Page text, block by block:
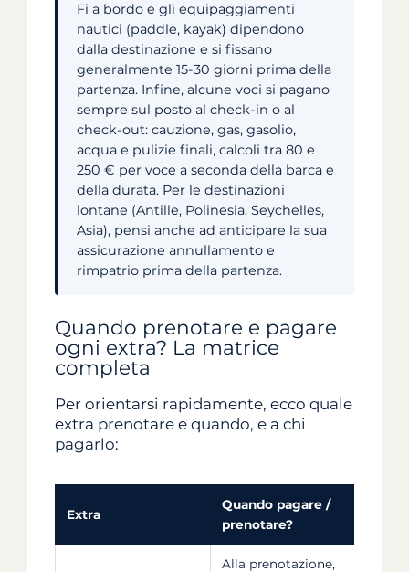
Fi a bordo e gli equipaggiamenti
nautici (paddle, kayak) dipendono
dalla destinazione e si fissano
generalmente 15-30 giorni prima della
partenza. Infine, alcune voci si pagano
sempre sul posto al check-in o al
check-out: cauzione, gas, gasolio,
acqua e pulizie finali, calcoli tra 80 e
250 € per voce a seconda della barca e
della durata. Per le destinazioni
lontane (Antille, Polinesia, Seychelles,
Asia), pensi anche ad anticipare la sua
assicurazione annullamento e
rimpatrio prima della partenza.
Quando prenotare e pagare
ogni extra? La matrice
completa
Per orientarsi rapidamente, ecco quale
extra prenotare e quando, e a chi
pagarlo:
Extra
Quando pagare /
prenotare?
Alla prenotazione,